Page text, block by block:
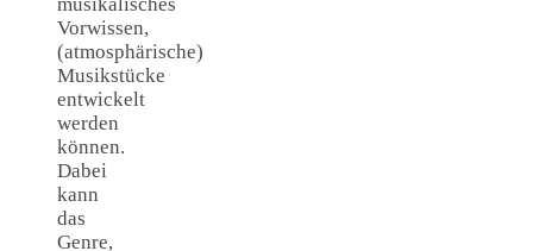
Vorwissen,
(atmosphärische)
Musikstücke
entwickelt
werden
können.
Dabei
kann
das
Genre,